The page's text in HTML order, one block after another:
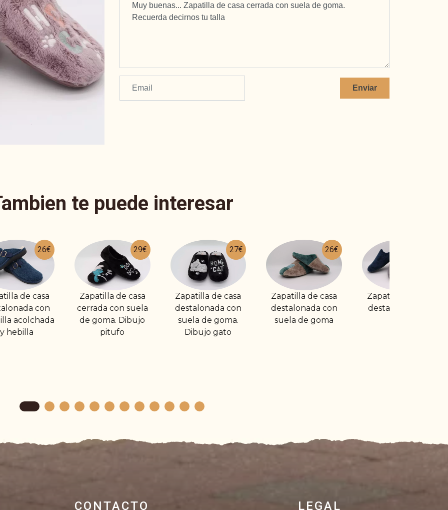
Enviar
te puede interesar
Zapatilla de casa
cerrada con suela
de goma. Dibujo
pitufo
Zapatilla de casa
destalonada con
suela de goma.
Dibujo gato
Zapatilla de casa
destalonada con
suela de goma
Zapatilla de casa
destalonada lisa
cerrada con
CONTACTO LEGAL